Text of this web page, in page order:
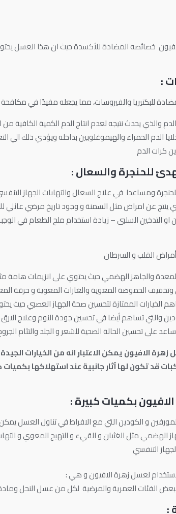
خصائصه المضادة للأكسدة حيث ان هذا العسل
:
للبكتيريا والفيروسات، مما يجعله مفيدًا في
يحدث نتيجه لعدم انتاج الدم الكمية الكافية
الدم الحمراء والهيموغلوبين بداخله ويؤدي ذلك
كرات الدم
للحنجرة والسعال :
ومساعدا في علاج السعال والتهابات الجهاز
عن امراض مثل السمنة و وجود تاريخ مرضي عائلي
التدخين السلبى – زيادة استخدام ملح الطعام في
القلب و السرطان
والجاهز الهضمي حيث يحتوي على انزيمات هامة مثل
الحموضة المعوية والغازات المعوية و حرقة
الخيارات الممتازة لتحسين صحة الجهاز العصبي حيث
والتي تساهم أيضا في تحسين جودة النوم وعلاج الارق
على تحسين الحالة الصحية للشعر و الجلد والتئام
الافيون يمكن الاعتبار انه من الخيارات
قد تكون لها آثار جانبية عند استهلاكها بكميات
الافيون بكميات كبيرة :
و الكودين التي مع الافراط في تناول العسل
الهضمي مثل الغثيان و القيء و التهيج المعوي و
التنفسي
لعسل زهرة الافيون و هي :
الفئات العمرية والمرضية لكل من عسل النحل
: